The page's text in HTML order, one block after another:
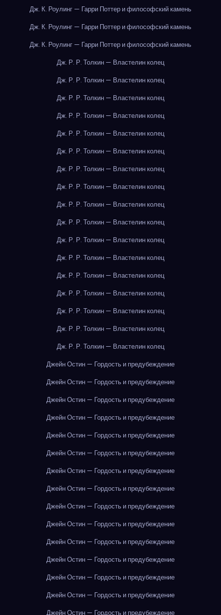
Дж. К. Роулинг — Гарри Поттер и философский камень
Дж. К. Роулинг — Гарри Поттер и философский камень
Дж. К. Роулинг — Гарри Поттер и философский камень
Дж. Р. Р. Толкин — Властелин колец
Дж. Р. Р. Толкин — Властелин колец
Дж. Р. Р. Толкин — Властелин колец
Дж. Р. Р. Толкин — Властелин колец
Дж. Р. Р. Толкин — Властелин колец
Дж. Р. Р. Толкин — Властелин колец
Дж. Р. Р. Толкин — Властелин колец
Дж. Р. Р. Толкин — Властелин колец
Дж. Р. Р. Толкин — Властелин колец
Дж. Р. Р. Толкин — Властелин колец
Дж. Р. Р. Толкин — Властелин колец
Дж. Р. Р. Толкин — Властелин колец
Дж. Р. Р. Толкин — Властелин колец
Дж. Р. Р. Толкин — Властелин колец
Дж. Р. Р. Толкин — Властелин колец
Дж. Р. Р. Толкин — Властелин колец
Дж. Р. Р. Толкин — Властелин колец
Джейн Остин — Гордость и предубеждение
Джейн Остин — Гордость и предубеждение
Джейн Остин — Гордость и предубеждение
Джейн Остин — Гордость и предубеждение
Джейн Остин — Гордость и предубеждение
Джейн Остин — Гордость и предубеждение
Джейн Остин — Гордость и предубеждение
Джейн Остин — Гордость и предубеждение
Джейн Остин — Гордость и предубеждение
Джейн Остин — Гордость и предубеждение
Джейн Остин — Гордость и предубеждение
Джейн Остин — Гордость и предубеждение
Джейн Остин — Гордость и предубеждение
Джейн Остин — Гордость и предубеждение
Джейн Остин — Гордость и предубеждение